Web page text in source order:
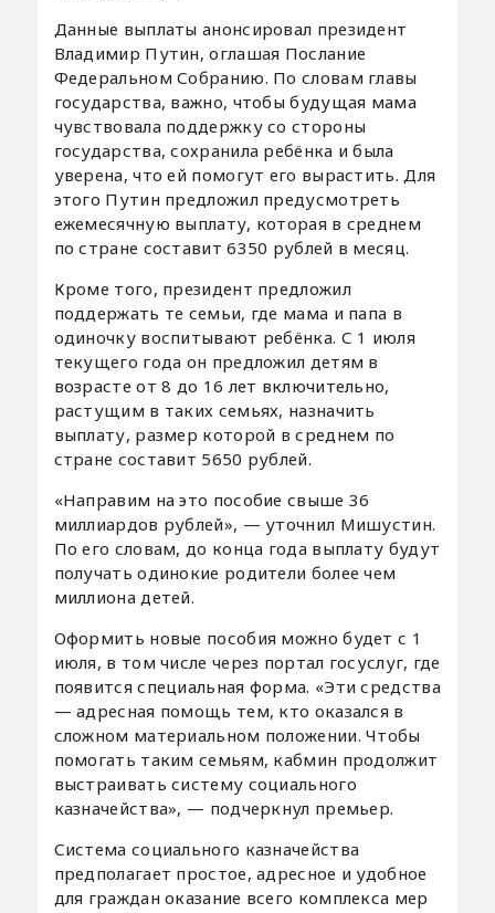
Данные выплаты анонсировал президент
Владимир Путин, оглашая Послание
Федеральном Собранию. По словам главы
государства, важно, чтобы будущая мама
чувствовала поддержку со стороны
государства, сохранила ребёнка и была
уверена, что ей помогут его вырастить. Для
этого Путин предложил предусмотреть
ежемесячную выплату, которая в среднем
по стране составит 6350 рублей в месяц.
Кроме того, президент предложил
поддержать те семьи, где мама и папа в
одиночку воспитывают ребёнка. С 1 июля
текущего года он предложил детям в
возрасте от 8 до 16 лет включительно,
растущим в таких семьях, назначить
выплату, размер которой в среднем по
стране составит 5650 рублей.
«Направим на это пособие свыше 36
миллиардов рублей», — уточнил Мишустин.
По его словам, до конца года выплату будут
получать одинокие родители более чем
миллиона детей.
Оформить новые пособия можно будет с 1
июля, в том числе через портал госуслуг, где
появится специальная форма. «Эти средства
— адресная помощь тем, кто оказался в
сложном материальном положении. Чтобы
помогать таким семьям, кабмин продолжит
выстраивать систему социального
казначейства», — подчеркнул премьер.
Система социального казначейства
предполагает простое, адресное и удобное
для граждан оказание всего комплекса мер